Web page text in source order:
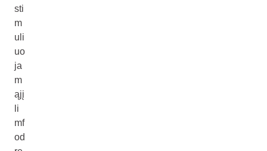
sti
m
uli
uo
ja
m
ąjį
li
mf
od